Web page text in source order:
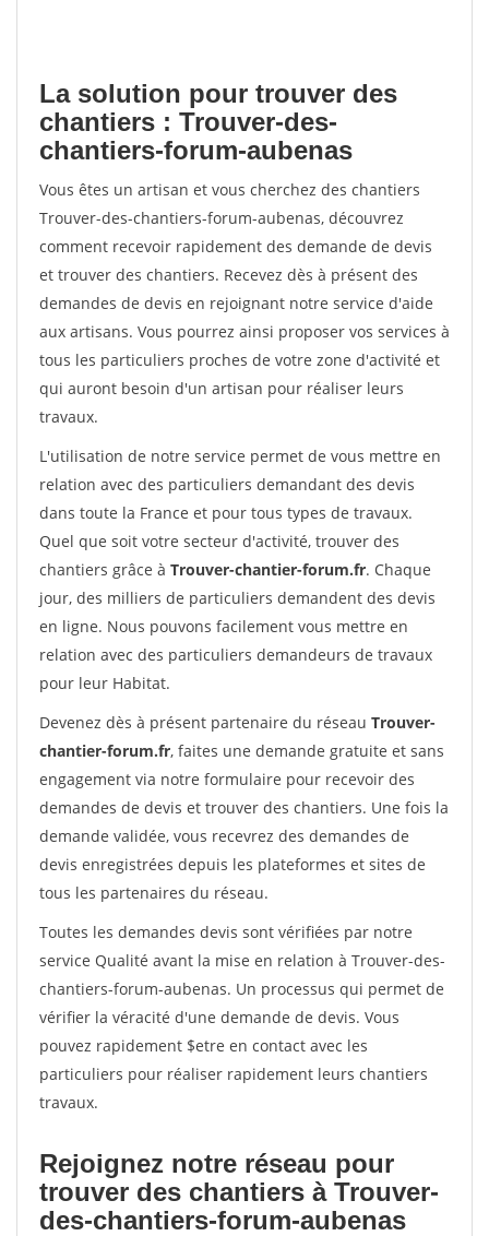
La solution pour trouver des
chantiers : Trouver-des-
chantiers-forum-aubenas
Vous êtes un artisan et vous cherchez des chantiers
Trouver-des-chantiers-forum-aubenas, découvrez
comment recevoir rapidement des demande de devis
et trouver des chantiers. Recevez dès à présent des
demandes de devis en rejoignant notre service d'aide
aux artisans. Vous pourrez ainsi proposer vos services à
tous les particuliers proches de votre zone d'activité et
qui auront besoin d'un artisan pour réaliser leurs
travaux.
L'utilisation de notre service permet de vous mettre en
relation avec des particuliers demandant des devis
dans toute la France et pour tous types de travaux.
Quel que soit votre secteur d'activité, trouver des
chantiers grâce à Trouver-chantier-forum.fr. Chaque
jour, des milliers de particuliers demandent des devis
en ligne. Nous pouvons facilement vous mettre en
relation avec des particuliers demandeurs de travaux
pour leur Habitat.
Devenez dès à présent partenaire du réseau Trouver-
chantier-forum.fr, faites une demande gratuite et sans
engagement via notre formulaire pour recevoir des
demandes de devis et trouver des chantiers. Une fois la
demande validée, vous recevrez des demandes de
devis enregistrées depuis les plateformes et sites de
tous les partenaires du réseau.
Toutes les demandes devis sont vérifiées par notre
service Qualité avant la mise en relation à Trouver-des-
chantiers-forum-aubenas. Un processus qui permet de
vérifier la véracité d'une demande de devis. Vous
pouvez rapidement $etre en contact avec les
particuliers pour réaliser rapidement leurs chantiers
travaux.
Rejoignez notre réseau pour
trouver des chantiers à Trouver-
des-chantiers-forum-aubenas